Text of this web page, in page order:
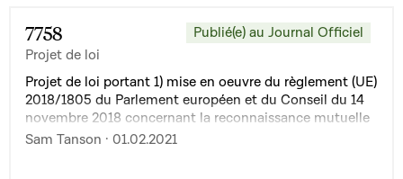
7758
Projet de loi
Publié(e) au Journal Officiel
Projet de loi portant 1) mise en oeuvre du règlement (UE)
2018/1805 du Parlement européen et du Conseil du 14
novembre 2018 concernant la reconnaissance mutuelle
des décisions de gel et des décisions de confiscation et
Sam Tanson · 01.02.2021